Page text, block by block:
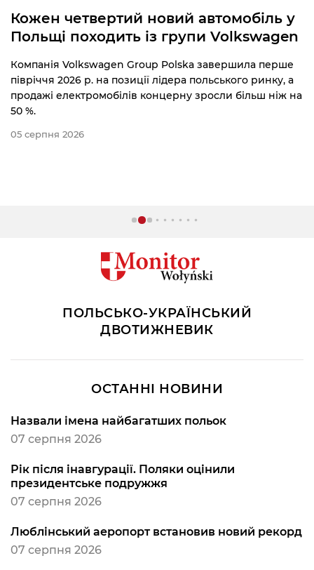
Кожен четвертий новий автомобіль у
Польщі походить із групи Volkswagen
Компанія Volkswagen Group Polska завершила перше
півріччя 2026 р. на позиції лідера польського ринку, а
продажі електромобілів концерну зросли більш ніж на
50 %.
05 серпня 2026
ПОЛЬСЬКО-УКРАЇНСЬКИЙ
ДВОТИЖНЕВИК
ОСТАННІ НОВИНИ
Назвали імена найбагатших польок
07 серпня 2026
Рік після інавгурації. Поляки оцінили
президентське подружжя
07 серпня 2026
Люблінський аеропорт встановив новий рекорд
07 серпня 2026